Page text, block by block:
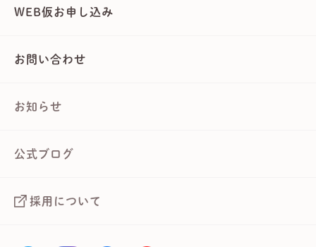
WEB仮お申し込み
お問い合わせ
お知らせ
公式ブログ
採用について